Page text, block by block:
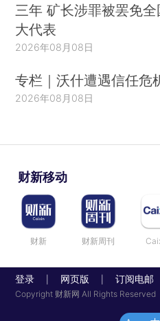
三年 矿长涉罪被罢免全
大代表
2026年08月08日
专栏｜沃什遭遇信任危
2026年08月08日
财新移动
财新 财新周刊
登录 网页版 订阅电邮
Copyright 财新网 All Rights Reserved